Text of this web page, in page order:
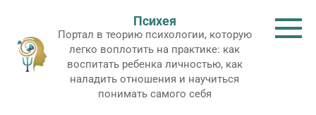
контенту
Психея
Портал в теорию психологии, которую
легко воплотить на практике: как
воспитать ребенка личностью, как
наладить отношения и научиться
понимать самого себя